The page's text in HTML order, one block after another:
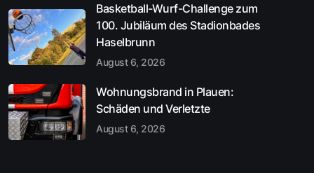
Basketball-Wurf-Challenge zum
100. Jubiläum des Stadionbades
Haselbrunn
August 6, 2026
Wohnungsbrand in Plauen:
Schäden und Verletzte
August 6, 2026